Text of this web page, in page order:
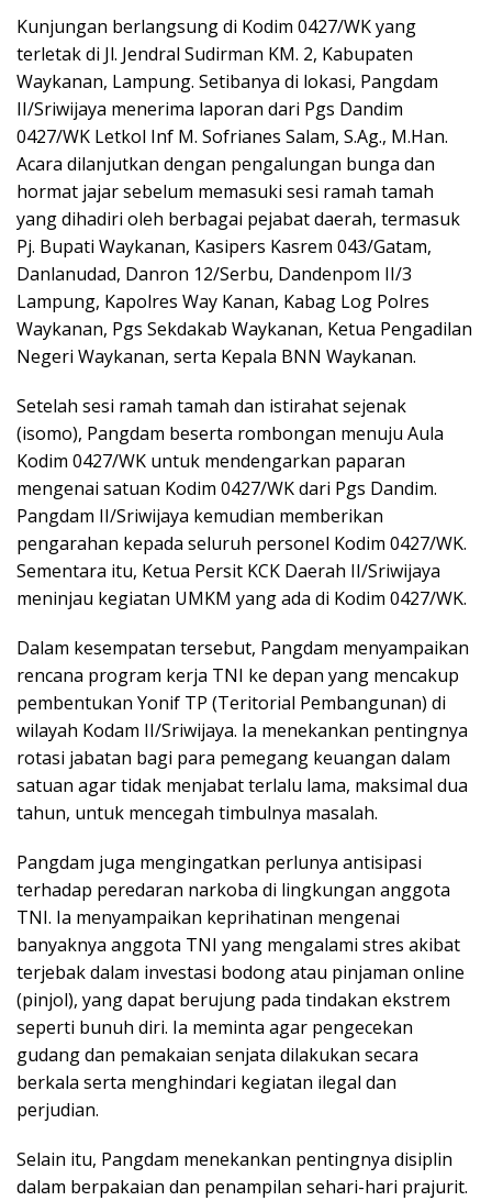
Kunjungan berlangsung di Kodim 0427/WK yang
terletak di Jl. Jendral Sudirman KM. 2, Kabupaten
Waykanan, Lampung. Setibanya di lokasi, Pangdam
II/Sriwijaya menerima laporan dari Pgs Dandim
0427/WK Letkol Inf M. Sofrianes Salam, S.Ag., M.Han.
Acara dilanjutkan dengan pengalungan bunga dan
hormat jajar sebelum memasuki sesi ramah tamah
yang dihadiri oleh berbagai pejabat daerah, termasuk
Pj. Bupati Waykanan, Kasipers Kasrem 043/Gatam,
Danlanudad, Danron 12/Serbu, Dandenpom II/3
Lampung, Kapolres Way Kanan, Kabag Log Polres
Waykanan, Pgs Sekdakab Waykanan, Ketua Pengadilan
Negeri Waykanan, serta Kepala BNN Waykanan.
Setelah sesi ramah tamah dan istirahat sejenak
(isomo), Pangdam beserta rombongan menuju Aula
Kodim 0427/WK untuk mendengarkan paparan
mengenai satuan Kodim 0427/WK dari Pgs Dandim.
Pangdam II/Sriwijaya kemudian memberikan
pengarahan kepada seluruh personel Kodim 0427/WK.
Sementara itu, Ketua Persit KCK Daerah II/Sriwijaya
meninjau kegiatan UMKM yang ada di Kodim 0427/WK.
Dalam kesempatan tersebut, Pangdam menyampaikan
rencana program kerja TNI ke depan yang mencakup
pembentukan Yonif TP (Teritorial Pembangunan) di
wilayah Kodam II/Sriwijaya. Ia menekankan pentingnya
rotasi jabatan bagi para pemegang keuangan dalam
satuan agar tidak menjabat terlalu lama, maksimal dua
tahun, untuk mencegah timbulnya masalah.
Pangdam juga mengingatkan perlunya antisipasi
terhadap peredaran narkoba di lingkungan anggota
TNI. Ia menyampaikan keprihatinan mengenai
banyaknya anggota TNI yang mengalami stres akibat
terjebak dalam investasi bodong atau pinjaman online
(pinjol), yang dapat berujung pada tindakan ekstrem
seperti bunuh diri. Ia meminta agar pengecekan
gudang dan pemakaian senjata dilakukan secara
berkala serta menghindari kegiatan ilegal dan
perjudian.
Selain itu, Pangdam menekankan pentingnya disiplin
dalam berpakaian dan penampilan sehari-hari prajurit.